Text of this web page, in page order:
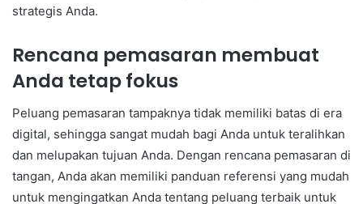
strategis Anda.
Rencana pemasaran membuat
Anda tetap fokus
Peluang pemasaran tampaknya tidak memiliki batas di era
digital, sehingga sangat mudah bagi Anda untuk teralihkan
dan melupakan tujuan Anda. Dengan rencana pemasaran di
tangan, Anda akan memiliki panduan referensi yang mudah
untuk mengingatkan Anda tentang peluang terbaik untuk